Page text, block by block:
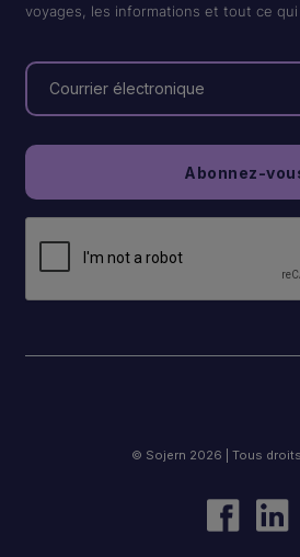
voyages, les informations et tout ce qui
© Sojern 2026 | Tous